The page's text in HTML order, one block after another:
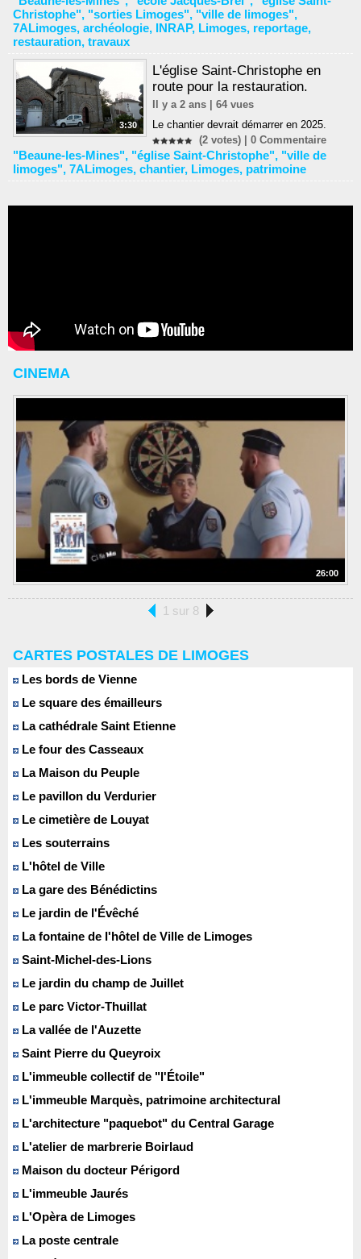
Christophe", "sorties Limoges", "ville de limoges",
7ALimoges, archéologie, INRAP, Limoges, reportage,
restauration, travaux
3:30
L'église Saint-Christophe en
route pour la restauration.
Il y a 2 ans | 64 vues
Le chantier devrait démarrer en 2025.
(2 votes) |0 Commentaire
"Beaune-les-Mines", "église Saint-Christophe", "ville de
limoges", 7ALimoges, chantier, Limoges, patrimoine
CINEMA
26:00
1 sur 8
CARTES POSTALES DE LIMOGES
Les bords de Vienne
Le square des émailleurs
La cathédrale Saint Etienne
Le four des Casseaux
La Maison du Peuple
Le pavillon du Verdurier
Le cimetière de Louyat
Les souterrains
L'hôtel de Ville
La gare des Bénédictins
Le jardin de l'Évêché
La fontaine de l'hôtel de Ville de Limoges
Saint-Michel-des-Lions
Le jardin du champ de Juillet
Le parc Victor-Thuillat
La vallée de l'Auzette
Saint Pierre du Queyroix
L'immeuble collectif de "l'Étoile"
L'immeuble Marquès, patrimoine architectural
L'architecture "paquebot" du Central Garage
L'atelier de marbrerie Boirlaud
Maison du docteur Périgord
L'immeuble Jaurés
L'Opèra de Limoges
La poste centrale